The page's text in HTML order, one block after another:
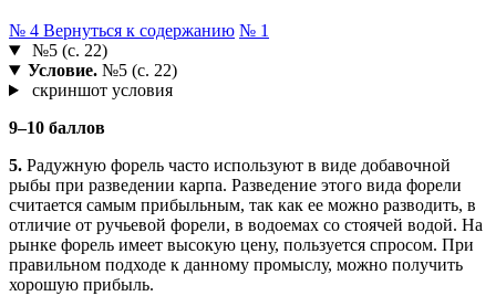
№ 4 Вернуться к содержанию № 1
№5 (с. 22)
Условие.№5 (с. 22)
скриншот условия
9–10 баллов
5. Радужную форель часто используют в виде добавочной
рыбы при разведении карпа. Разведение этого вида форели
считается самым прибыльным, так как ее можно разводить, в
отличие от ручьевой форели, в водоемах со стоячей водой. На
рынке форель имеет высокую цену, пользуется спросом. При
правильном подходе к данному промыслу, можно получить
хорошую прибыль.